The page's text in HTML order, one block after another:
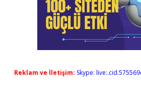
Reklam ve İletişim: Skype: